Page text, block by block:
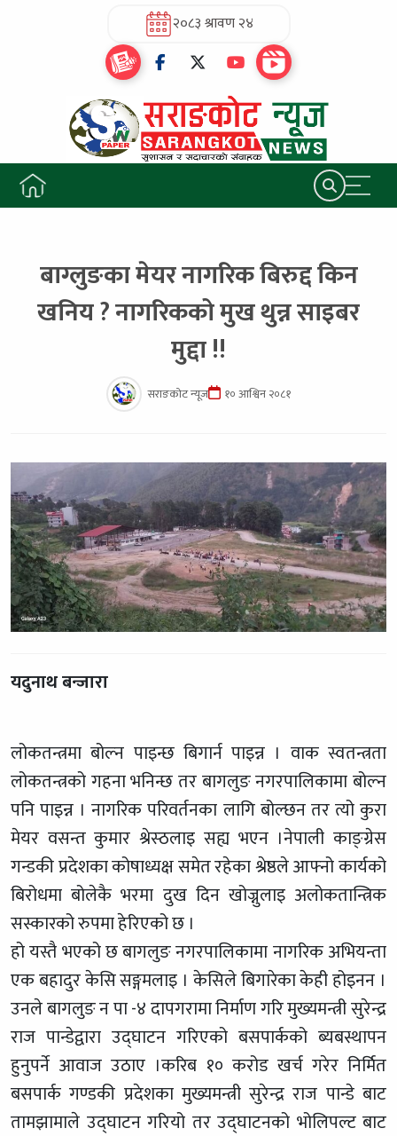
२०८३ श्रावण २४
बाग्लुङका मेयर नागरिक बिरुद्द किन
खनिय ? नागरिकको मुख थुन्न साइबर
मुद्दा !!
सराङकोट न्यूज १० आश्विन २०८१
यदुनाथ बन्जारा
लोकतन्त्रमा बोल्न पाइन्छ बिगार्न पाइन्न । वाक स्वतन्त्रता
लोकतन्त्रको गहना भनिन्छ तर बागलुङ नगरपालिकामा बोल्न
पनि पाइन्न । नागरिक परिवर्तनका लागि बोल्छन तर त्यो कुरा
मेयर वसन्त कुमार श्रेस्ठलाइ सह्य भएन ।नेपाली काङ्ग्रेस
गन्डकी प्रदेशका कोषाध्यक्ष समेत रहेका श्रेष्ठले आफ्नो कार्यको
बिरोधमा बोलेकै भरमा दुख दिन खोज्नुलाइ अलोकतान्त्रिक
सस्कारको रुपमा हेरिएको छ ।
हो यस्तै भएको छ बागलुङ नगरपालिकामा नागरिक अभियन्ता
एक बहादुर केसि सङ्गमलाइ । केसिले बिगारेका केही होइनन ।
उनले बागलुङ न पा -४ दापगरामा निर्माण गरि मुख्यमन्त्री सुरेन्द्र
राज पान्डेद्वारा उद्घाटन गरिएको बसपार्कको ब्यबस्थापन
हुनुपर्ने आवाज उठाए ।करिब १० करोड खर्च गरेर निर्मित
बसपार्क गण्डकी प्रदेशका मुख्यमन्त्री सुरेन्द्र राज पान्डे बाट
तामझामाले उद्घाटन गरियो तर उद्घाटनको भोलिपल्ट बाट